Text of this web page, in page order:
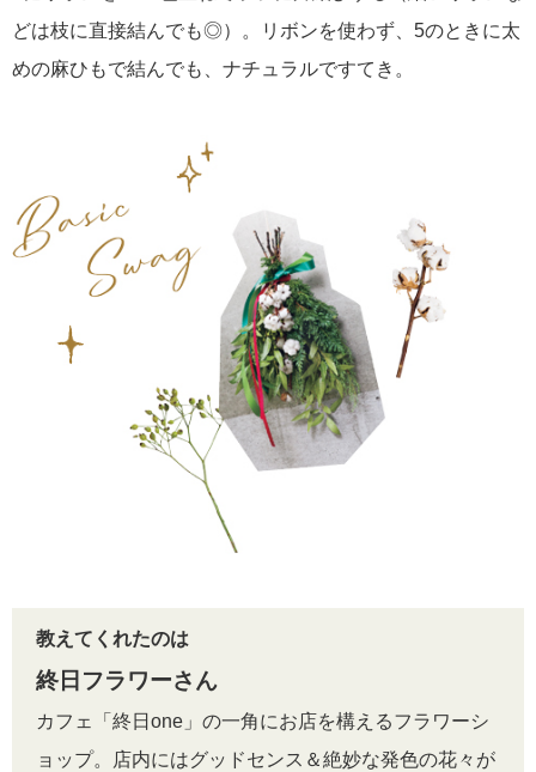
どは枝に直接結んでも◎）。リボンを使わず、5のときに太
めの麻ひもで結んでも、ナチュラルですてき。
教えてくれたのは
終日フラワーさん
カフェ「終日one」の一角にお店を構えるフラワーシ
ョップ。店内にはグッドセンス＆絶妙な発色の花々が